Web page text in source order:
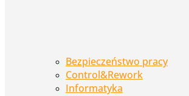
Bezpieczeństwo pracy
Control&Rework
Informatyka